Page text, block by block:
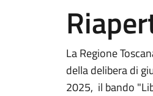
La Regione
della delibera di
2025, il bando